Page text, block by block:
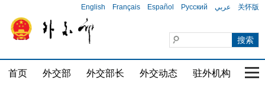
English Français Español Русский عربي 关怀版
首页 外交部 外交部长 外交动态 驻外机构 国